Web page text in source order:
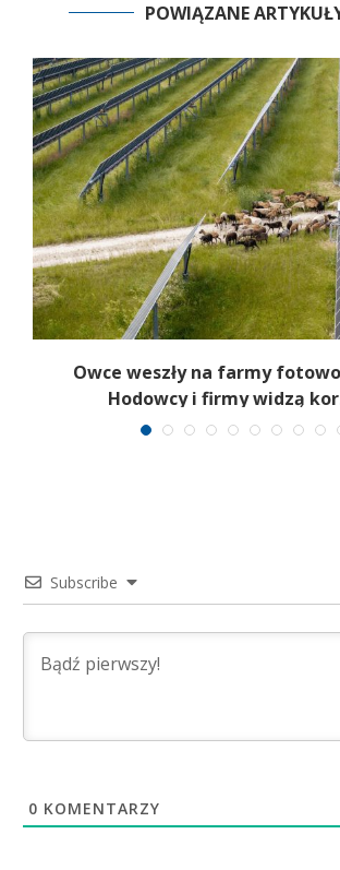
POWIĄZANE
Owce weszły na farmy
Hodowcy i firmy widzą
Subscribe
0 KOMENTARZY